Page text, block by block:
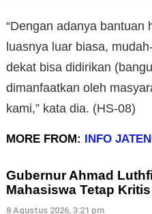
“Dengan adanya bantuan
luasnya luar biasa,
dekat bisa didirikan
dimanfaatkan oleh
kami,” kata dia. (HS-08)
MORE FROM: INFO
Gubernur Ahmad
Mahasiswa Tetap Kritis
8 Agustus 2026, 3:21 pm